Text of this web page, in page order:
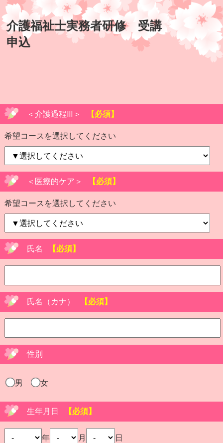
介護福祉士実務者研修 受講
申込
＜介護過程Ⅲ＞ 【必須】
希望コースを選択してください
＜医療的ケア＞ 【必須】
希望コースを選択してください
氏名 【必須】
氏名（カナ） 【必須】
性別
男 女
生年月日 【必須】
年 月 日